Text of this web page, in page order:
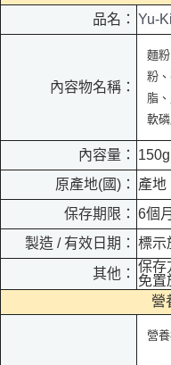
品名： Yu-
內容物名稱：
麵
粉
脂
軟
內容量：
原產地(國)：
產地
保存期限： 6個月
製造 / 有效日期： 標示
其他： 保存
免置
營
營